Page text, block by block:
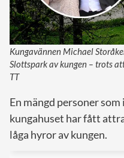
Kungavännen Michael
Slottspark av kungen – trots
TT
En mängd personer
kungahuset har fått
låga hyror av kungen.